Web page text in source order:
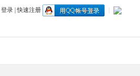
登录|快速注册